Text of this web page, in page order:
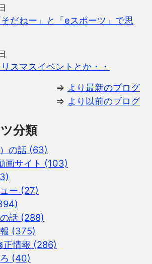
だねー」と「eスポーツ」で思
スマスイベントとか・・
⇒ より最新のブログ
⇒ より以前のブログ
分類
の話 (63)
画サイト (103)
ー (27)
話 (288)
(375)
正情報 (286)
(40)